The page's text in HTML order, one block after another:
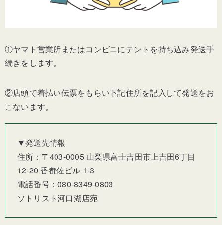
①ヤマト営業所またはコンビニにテントを持ち込み発送手
続きをします。
②店頭で着払い伝票をもらい下記住所を記入して発送をお
こないます。
▼発送先情報
住所：〒403-0005 山梨県富士吉田市上吉田6丁目
12-20 香都佐ビル 1-3
電話番号：080-8349-0803
ソトリスト河口湖店宛